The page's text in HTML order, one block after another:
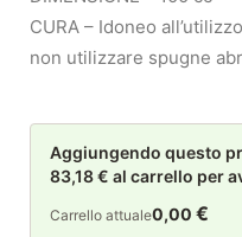
CURA – Idoneo
non utilizzare spugne
Aggiungendo questo
83,18 € al carrello per
Carrello attuale0,00 €